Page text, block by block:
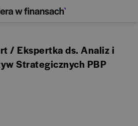
/ Ekspertka ds. Analiz i
Strategicznych PBP